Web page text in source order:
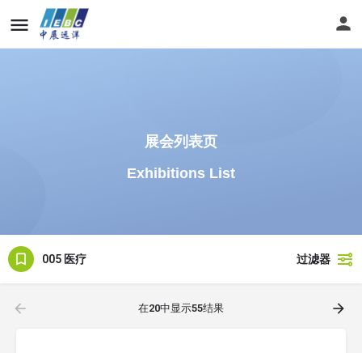
展会列表页
Exhibitions List
005 医疗 过滤器
在20中显示55结果